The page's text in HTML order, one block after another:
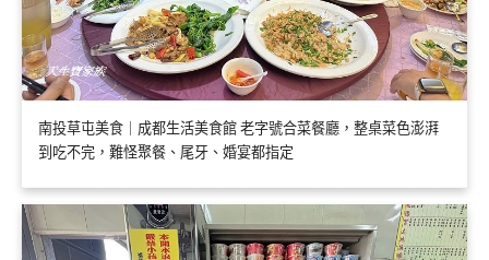
南投草屯美食｜成都生活美食館 老字號合菜餐廳，整桌菜色澎湃
到吃不完，難怪聚餐、尾牙、婚宴都指定